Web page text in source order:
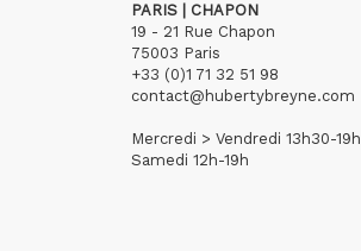
PARIS | CHAPON
19 - 21 Rue Chapon
75003 Paris
+33 (0)1 71 32 51 98
contact@hubertybreyne.com
Mercredi > Vendredi 13h30-19h
Samedi 12h-19h